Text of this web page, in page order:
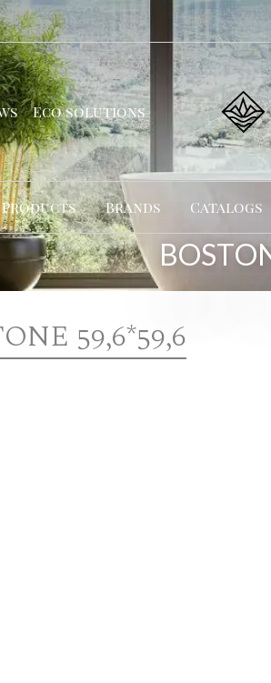
Eco solutions
Products Brands Catalogs
59,6*59,6